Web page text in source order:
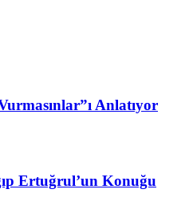
Anlatıyor
Ertuğrul’un Konuğu